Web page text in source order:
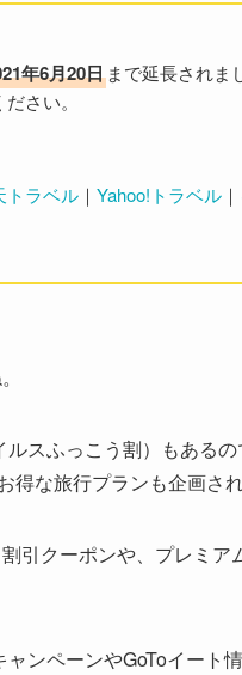
年6月20日まで延長されま
さい。
トラベル｜ Yahoo!トラベル｜
スふっこう割）もあるの
得な旅行プランも企画され
引クーポンや、プレミ
ンペーンやGoToイート